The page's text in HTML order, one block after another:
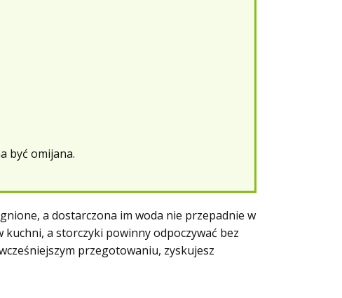
być omijana.
a dostarczona im woda nie przepadnie w
kuchni, a storczyki powinny odpoczywać bez
przegotowaniu, zyskujesz